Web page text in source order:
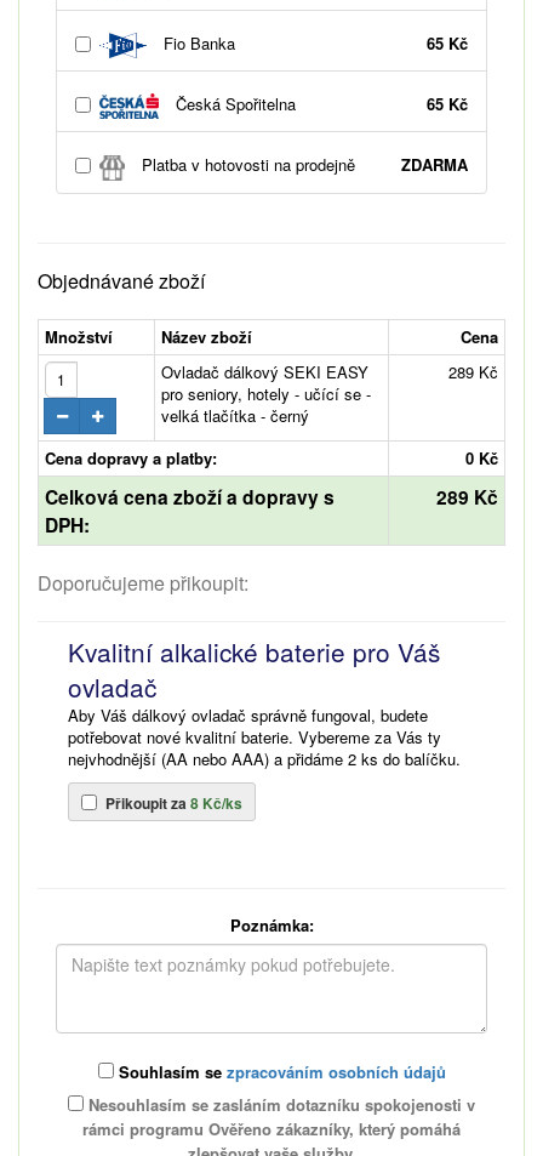
Fio Banka 65 Kč
Česká Spořitelna 65 Kč
Platba v hotovosti na prodejně ZDARMA
Objednávané zboží
Množství Název zboží
Cena
Ovladač dálkový SEKI EASY
pro seniory, hotely - učící se -
velká tlačítka - černý
289 Kč
Cena dopravy a platby: 0 Kč
Celková cena zboží a dopravy s
DPH:
289 Kč
Doporučujeme přikoupit:
Kvalitní alkalické baterie pro Váš
ovladač
Aby Váš dálkový ovladač správně fungoval, budete
potřebovat nové kvalitní baterie. Vybereme za Vás ty
nejvhodnější (AA nebo AAA) a přidáme 2 ks do balíčku.
Přikoupit za 8 Kč/ks
Poznámka:
Souhlasím se zpracováním osobních údajů
Nesouhlasím se zasláním dotazníku spokojenosti v
rámci programu Ověřeno zákazníky, který pomáhá